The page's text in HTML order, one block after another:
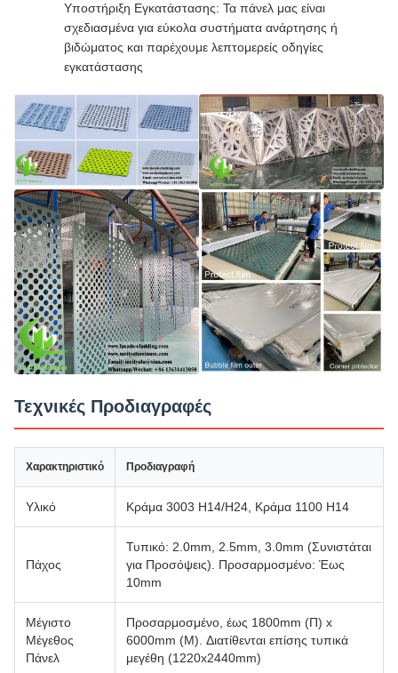
Υποστήριξη Εγκατάστασης: Τα πάνελ μας είναι
σχεδιασμένα για εύκολα συστήματα ανάρτησης ή
βιδώματος και παρέχουμε λεπτομερείς οδηγίες
εγκατάστασης
Τεχνικές Προδιαγραφές
Χαρακτηριστικό Προδιαγραφή
Υλικό Κράμα 3003 H14/H24, Κράμα 1100 H14
Πάχος
Τυπικό: 2.0mm, 2.5mm, 3.0mm (Συνιστάται
για Προσόψεις). Προσαρμοσμένο: Έως
10mm
Μέγιστο
Μέγεθος
Πάνελ
Προσαρμοσμένο, έως 1800mm (Π) x
6000mm (Μ). Διατίθενται επίσης τυπικά
μεγέθη (1220x2440mm)